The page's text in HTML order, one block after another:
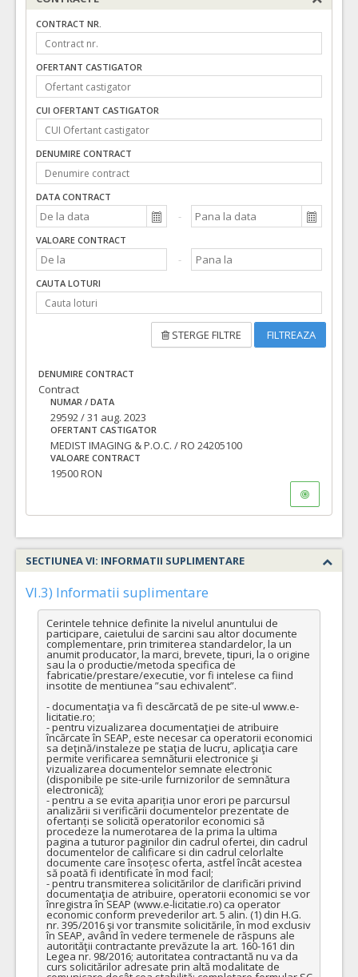
CONTRACT NR.
OFERTANT CASTIGATOR
CUI OFERTANT CASTIGATOR
DENUMIRE CONTRACT
DATA CONTRACT
VALOARE CONTRACT
CAUTA LOTURI
STERGE FILTRE FILTREAZA
DENUMIRE CONTRACT
Contract
NUMAR / DATA
29592 / 31 aug. 2023
OFERTANT CASTIGATOR
MEDIST IMAGING & P.O.C. / RO 24205100
VALOARE CONTRACT
19500 RON
SECTIUNEA VI: INFORMATII SUPLIMENTARE
VI.3) Informatii suplimentare
Cerintele tehnice definite la nivelul anuntului de
participare, caietului de sarcini sau altor documente
complementare, prin trimiterea standardelor, la un
anumit producator, la marci, brevete, tipuri, la o origine
sau la o productie/metoda specifica de
fabricatie/prestare/executie, vor fi intelese ca fiind
insotite de mentiunea ”sau echivalent”.
- documentaţia va fi descărcată de pe site-ul www.e-
licitatie.ro;
- pentru vizualizarea documentaţiei de atribuire
încărcate în SEAP, este necesar ca operatorii economici
sa deţină/instaleze pe staţia de lucru, aplicaţia care
permite verificarea semnăturii electronice şi
vizualizarea documentelor semnate electronic
(disponibile pe site-urile furnizorilor de semnătura
electronică);
- pentru a se evita apariția unor erori pe parcursul
analizării si verificării documentelor prezentate de
ofertanți se solicită operatorilor economici să
procedeze la numerotarea de la prima la ultima
pagina a tuturor paginilor din cadrul ofertei, din cadrul
documentelor de calificare si din cadrul celorlalte
documente care însoțesc oferta, astfel încât acestea
să poată fi identificate în mod facil;
- pentru transmiterea solicitărilor de clarificări privind
documentaţia de atribuire, operatorii economici se vor
înregistra în SEAP (www.e-licitatie.ro) ca operator
economic conform prevederilor art. 5 alin. (1) din H.G.
nr. 395/2016 şi vor transmite solicitările, în mod exclusiv
în SEAP, având în vedere termenele de răspuns ale
autorităţii contractante prevăzute la art. 160-161 din
Legea nr. 98/2016; autoritatea contractantă nu va da
curs solicitărilor adresate prin altă modalitate de